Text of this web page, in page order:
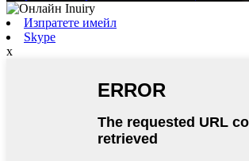
Изпратете имейл
Skype
x